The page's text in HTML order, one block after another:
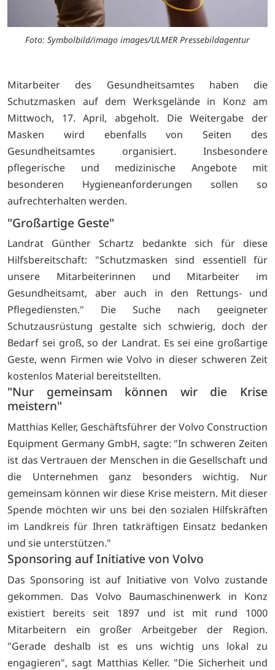
Foto: Symbolbild/imago images/ULMER Pressebildagentur
Mitarbeiter des Gesundheitsamtes haben die
Schutzmasken auf dem Werksgelände in Konz am
Mittwoch, 17. April, abgeholt. Die Weitergabe der
Masken wird ebenfalls von Seiten des
Gesundheitsamtes organisiert. Insbesondere
pflegerische und medizinische Angebote mit
besonderen Hygieneanforderungen sollen so
aufrechterhalten werden.
"Großartige Geste"
Landrat Günther Schartz bedankte sich für diese
Hilfsbereitschaft: "Schutzmasken sind essentiell für
unsere Mitarbeiterinnen und Mitarbeiter im
Gesundheitsamt, aber auch in den Rettungs- und
Pflegediensten." Die Suche nach geeigneter
Schutzausrüstung gestalte sich schwierig, doch der
Bedarf sei groß, so der Landrat. Es sei eine großartige
Geste, wenn Firmen wie Volvo in dieser schweren Zeit
kostenlos Material bereitstellten.
"Nur gemeinsam können wir die Krise
meistern"
Matthias Keller, Geschäftsführer der Volvo Construction
Equipment Germany GmbH, sagte: "In schweren Zeiten
ist das Vertrauen der Menschen in die Gesellschaft und
die Unternehmen ganz besonders wichtig. Nur
gemeinsam können wir diese Krise meistern. Mit dieser
Spende möchten wir uns bei den sozialen Hilfskräften
im Landkreis für Ihren tatkräftigen Einsatz bedanken
und sie unterstützen."
Sponsoring auf Initiative von Volvo
Das Sponsoring ist auf Initiative von Volvo zustande
gekommen. Das Volvo Baumaschinenwerk in Konz
existiert bereits seit 1897 und ist mit rund 1000
Mitarbeitern ein großer Arbeitgeber der Region.
"Gerade deshalb ist es uns wichtig uns lokal zu
engagieren", sagt Matthias Keller. "Die Sicherheit und